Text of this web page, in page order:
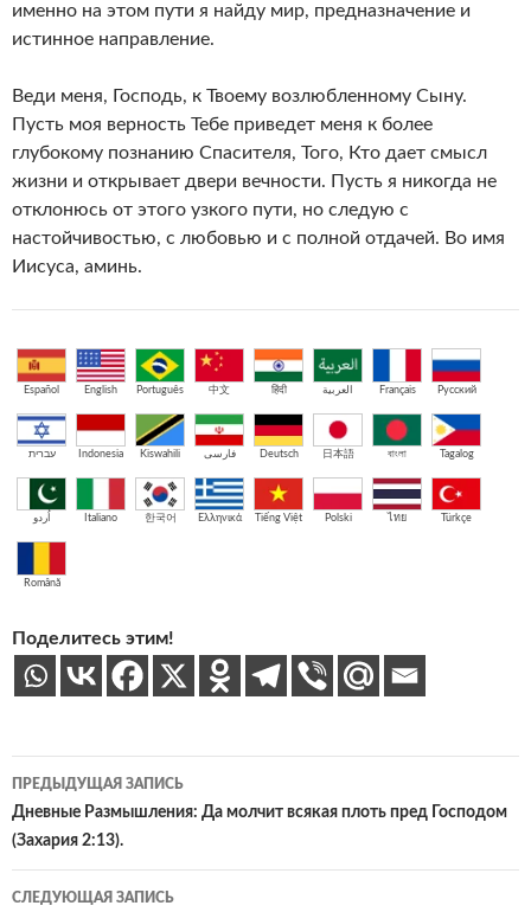
именно на этом пути я найду мир, предназначение и
истинное направление.
Веди меня, Господь, к Твоему возлюбленному Сыну.
Пусть моя верность Тебе приведет меня к более
глубокому познанию Спасителя, Того, Кто дает смысл
жизни и открывает двери вечности. Пусть я никогда не
отклонюсь от этого узкого пути, но следую с
настойчивостью, с любовью и с полной отдачей. Во имя
Иисуса, аминь.
Español English Português 中文 हिंदी العربية Français Русский
עברית Indonesia Kiswahili فارسی Deutsch 日本語 বাংলা Tagalog
اُردو Italiano 한국어 Ελληνικά Tiếng Việt Polski ไทย Türkçe
Română
Поделитесь этим!
Навигация
по
записям
ПРЕДЫДУЩАЯ ЗАПИСЬ
Дневные Размышления: Да молчит всякая плоть пред Господом
(Захария 2:13).
СЛЕДУЮЩАЯ ЗАПИСЬ